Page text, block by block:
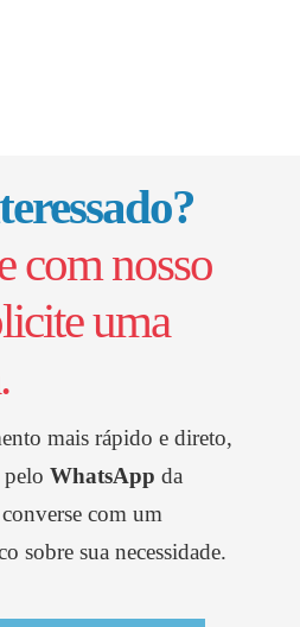
com nosso
uma
mais rápido e direto,
pelo WhatsApp da
com um
sobre sua necessidade.